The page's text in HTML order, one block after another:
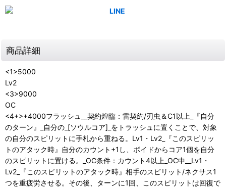
商品詳細
<1>5000
Lv2
<3>9000
OC
<4+>+4000フラッシュ__契約煌臨：雷契約/刃虫＆C1以上_『自分
のターン』_自分の_[ソウルコア]_をトラッシュに置くことで、対象
の自分のスピリットに手札から重ねる。Lv1・Lv2_『このスピリッ
トのアタック時』自分のカウント+1し、ボイドからコア1個を自分
のスピリットに置ける。_OC条件：カウント4以上_OC中__Lv1・
Lv2_『このスピリットのアタック時』相手のスピリット/ネクサス1
つを重疲労させる。その後、ターンに1回、このスピリットは回復で